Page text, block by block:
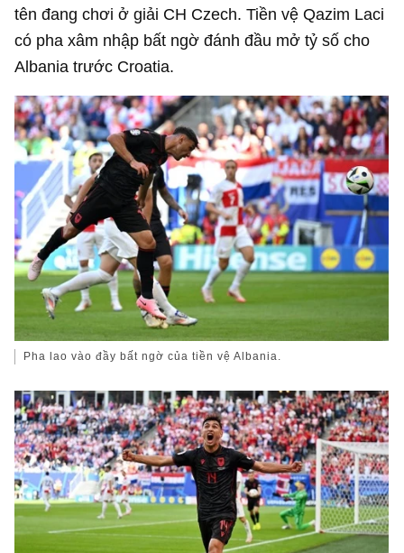
tên đang chơi ở giải CH Czech. Tiền vệ Qazim Laci
có pha xâm nhập bất ngờ đánh đầu mở tỷ số cho
Albania trước Croatia.
Pha lao vào đầy bất ngờ của tiền vệ Albania.